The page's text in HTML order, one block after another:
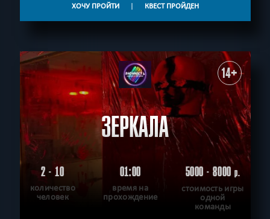
ХОЧУ ПРОЙТИ | КВЕСТ ПРОЙДЕН
14+
ЗЕРКАЛА
2 - 10
количество
человек
01:00
время на
прохождение
5000 - 8000р.
стоимость игры
одной
команды